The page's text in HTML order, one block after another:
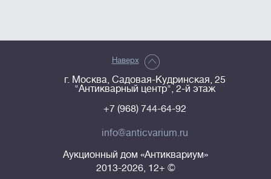
Наверх
г. Москва, Садовая-Кудринская, 25
"Антикварный центр", 2-й этаж
+7 (968) 744-64-92
info@anticvarium.ru
Аукционный дом «Антиквариум»
2013-2026, 12+ ©